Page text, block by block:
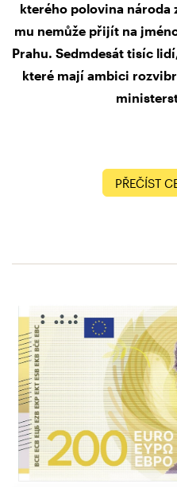
kterého polovina národa
mu nemůže přijít na
Prahu. Sedmdesát tisíc
které mají ambici
PŘEČÍST